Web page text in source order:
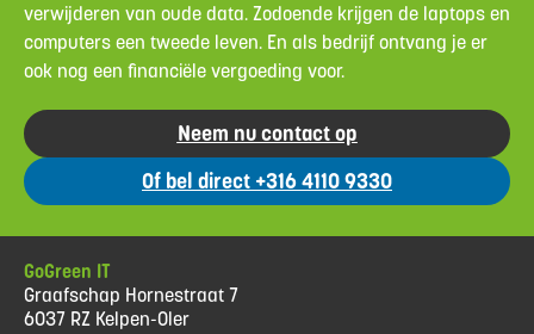
verwijderen van oude data. Zodoende krijgen de laptops en
computers een tweede leven. En als bedrijf ontvang je er
ook nog een financiële vergoeding voor.
Neem nu contact op
Of bel direct +316 4110 9330
GoGreen IT
Graafschap Hornestraat 7
6037 RZ Kelpen-Oler